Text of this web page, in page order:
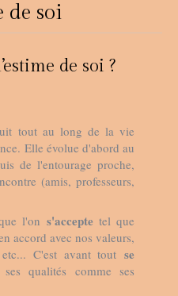
de soi
de soi ?
tout au long de la vie
Elle évolue d'abord au
de l'entourage proche,
(amis, professeurs,
l'on s'accepte tel que
accord avec nos valeurs,
C'est avant tout se
qualités comme ses